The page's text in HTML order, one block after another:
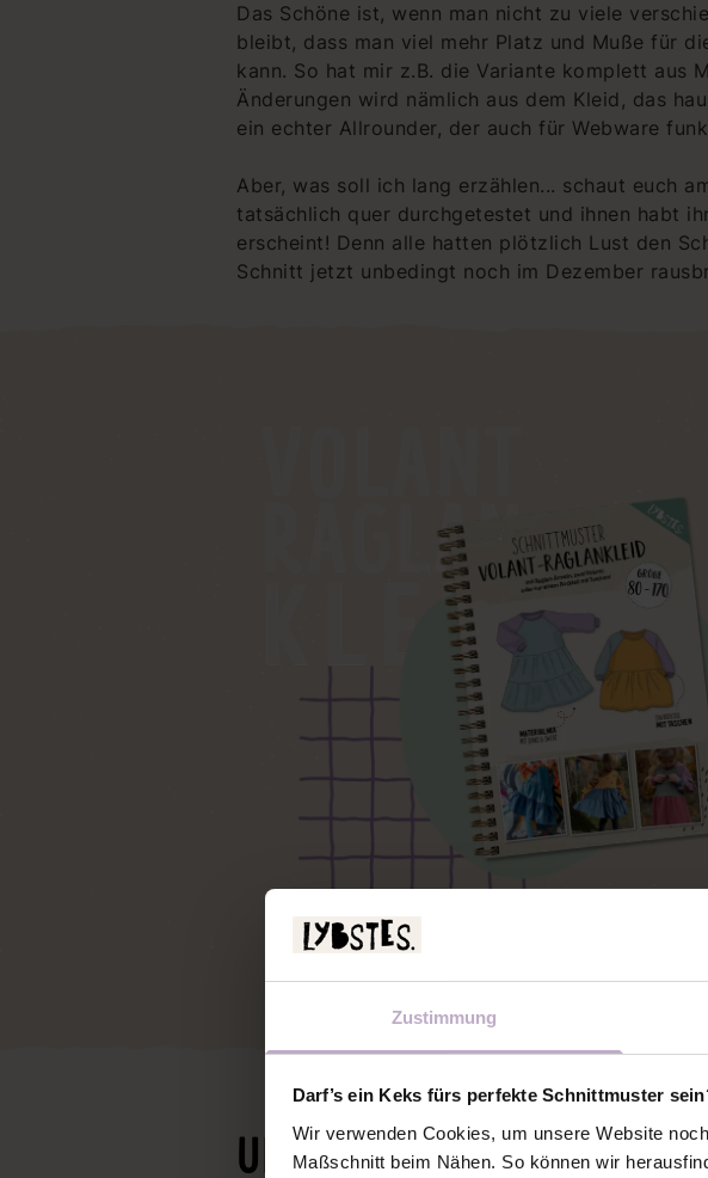
Zustimmung
Darf’s ein Keks fürs perfekte Schnittmuster
Wir verwenden Cookies, um unsere Website
Maßschnitt beim Nähen. So können wir
Das Schöne ist, wenn man nicht zu viele
bleibt, dass man viel mehr Platz und Muße für
kann. So hat mir z.B. die Variante komplett aus
Änderungen wird nämlich aus dem Kleid, das
ein echter Allrounder, der auch für Webware
Aber, was soll ich lang erzählen... schaut euch
tatsächlich quer durchgetestet und ihnen habt
erscheint! Denn alle hatten plötzlich Lust den
Schnitt jetzt unbedingt noch im Dezember
UNSERE PROTOTYPEN